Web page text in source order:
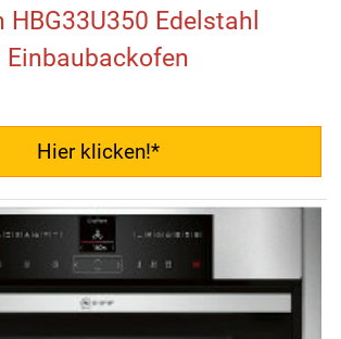
HBG33U350 Edelstahl
Einbaubackofen
Hier klicken!*